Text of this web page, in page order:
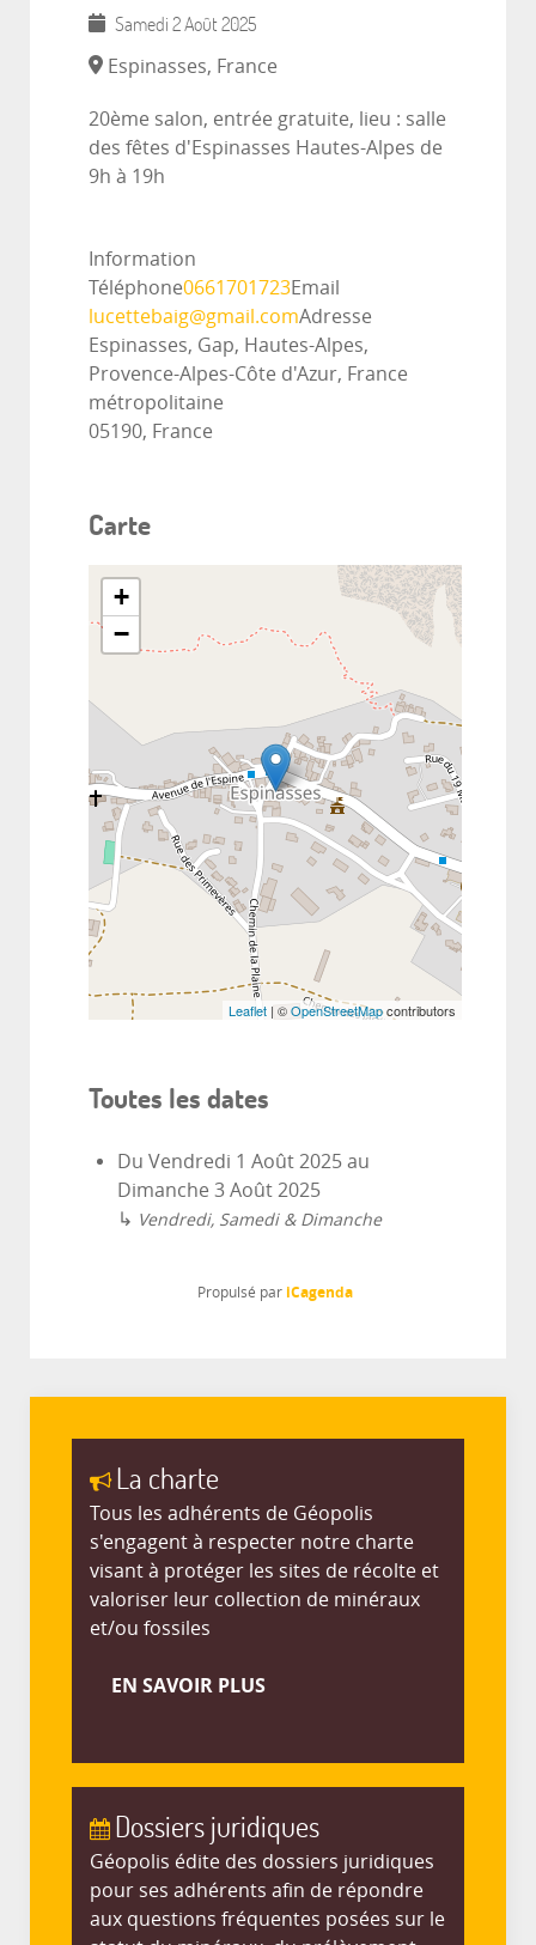
Samedi 2 Août 2025
Espinasses, France
20ème salon, entrée gratuite, lieu : salle
des fêtes d'Espinasses Hautes-Alpes de
9h à 19h
Information
Téléphone0661701723Email
lucettebaig@gmail.comAdresse
Espinasses, Gap, Hautes-Alpes,
Provence-Alpes-Côte d'Azur, France
métropolitaine
05190, France
Carte
+
−
Leaflet | ©OpenStreetMapcontributors
Toutes les dates
Du Vendredi 1 Août 2025 au
Dimanche 3 Août 2025
↳ Vendredi, Samedi & Dimanche
Propulsé par iCagenda
La charte
Tous les adhérents de Géopolis
s'engagent à respecter notre charte
visant à protéger les sites de récolte et
valoriser leur collection de minéraux
et/ou fossiles
EN SAVOIR PLUS
Dossiers juridiques
Géopolis édite des dossiers juridiques
pour ses adhérents afin de répondre
aux questions fréquentes posées sur le